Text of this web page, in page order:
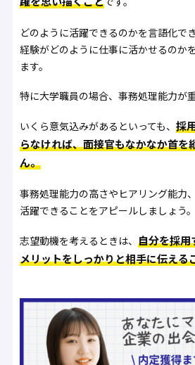
どのように活躍できるのかを言語化で
経験がどのように仕事に活かせるのか
ます。
特に大学職員の場合、事務処理能力が
いくら意気込みがあるといっても、 採
らなければ、面接官もなかなか首を
ん。
事務処理能力の高さやヒアリング能力
活躍できることをアピールしましょう。
志望動機を考えるときは、 自分を採用
メリットをしっかりと相手に伝える